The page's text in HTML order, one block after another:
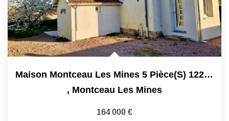
Maison Montceau Les Mines 5 Pièce(s) 122 M2
, Montceau Les Mines
164 000 €